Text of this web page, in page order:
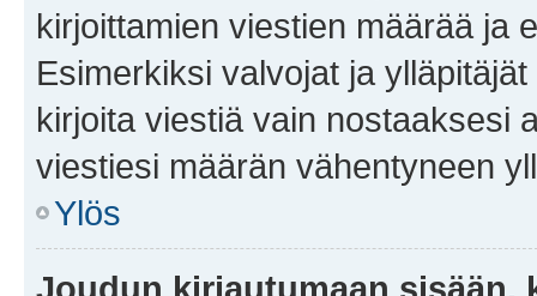
kirjoittamien viestien määrää ja
Esimerkiksi valvojat ja
kirjoita viestiä vain nostaaksesi
viestiesi määrän vähentyneen
Ylös